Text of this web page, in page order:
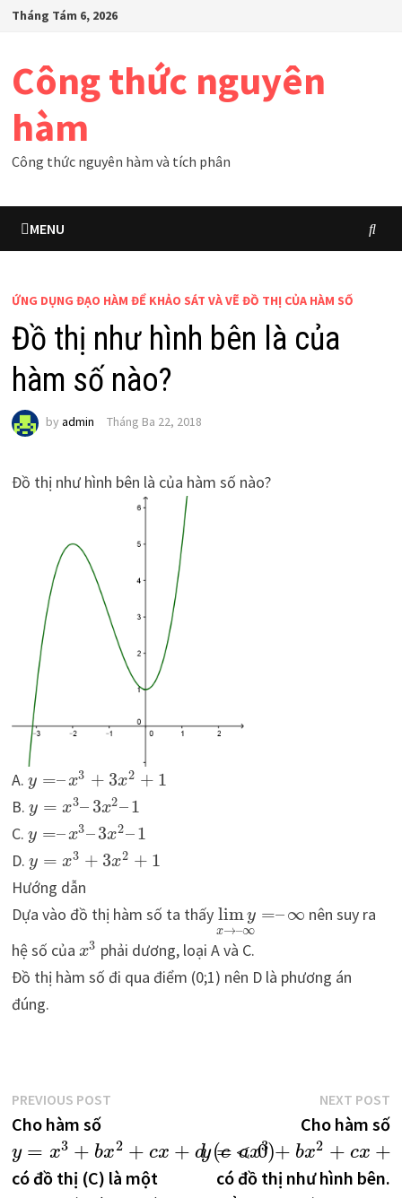
SkipTháng Tám 6, 2026
Công thức nguyên
hàm
Công thức nguyên hàm và tích phân
MENU
ỨNG DỤNG ĐẠO HÀM ĐỂ KHẢO SÁT VÀ VẼ ĐỒ THỊ CỦA HÀM SỐ
Đồ thị như hình bên là của
hàm số nào?
by admin Tháng Ba 22, 2018
Đồ thị như hình bên là của hàm số nào?
A. y =–x3 + 3x2 + 1
B. y = x3– 3x2–1
C. y =–x3–3x2–1
D. y = x3 + 3x2 + 1
Hướng dẫn
Dựa vào đồ thị hàm số ta thấy limy
x→–∞
=–∞ nên suy ra
hệ số của x3 phải dương, loại A và C.
Đồ thị hàm số đi qua điểm (0;1) nên D là phương án
đúng.
Điều
hướng
bài
PREVIOUS POSTPrevious
Cho hàm số
y = x3 + bx2 + cx + d (c < 0)
có đồ thị (C) là một
NEXT POST
Cho hàm số
y = ax3 + bx2 + cx +
có đồ thị như hình bên.